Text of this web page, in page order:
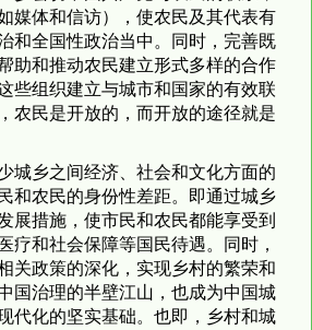
媒体和信访），使农民及其代表有
和全国性政治当中。同时，完善既
助和推动农民建立形式多样的合作
些组织建立与城市和国家的有效联
农民是开放的，而开放的途径就是
乡之间经济、社会和文化方面的
和农民的身份性差距。即通过城乡
展措施，使市民和农民都能享受到
疗和社会保障等国民待遇。同时，
关政策的深化，实现乡村的繁荣和
国治理的半壁江山，也成为中国城
代化的坚实基础。也即，乡村和城